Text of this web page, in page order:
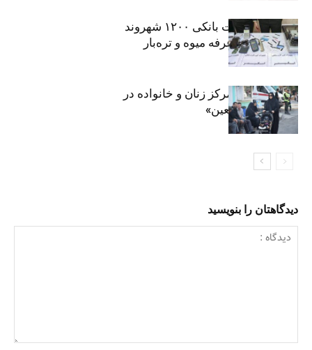
افشای اطلاعات بانکی ۱۲۰۰ شهروند
تهرانی در یک غرفه میوه و تره‌بار
روایت حضور مرکز زنان و خانواده در
«جاماندگان اربعین»
دیدگاهتان را بنویسید